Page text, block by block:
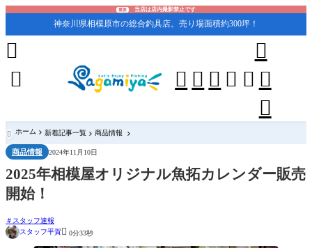
重要 当店は店内撮影禁止です
神奈川県相模原市の総合釣具店。売り場面積約300坪！
    





 ホーム 新着記事一覧 商品情報
商品情報 2024年11月10日
2025年相模屋オリジナル魚拓カレンダー販売
開始！
スタッフ速報
スタッフ平賀 0分33秒